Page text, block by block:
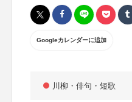
Googleカレンダーに追加
川柳・俳句・短歌